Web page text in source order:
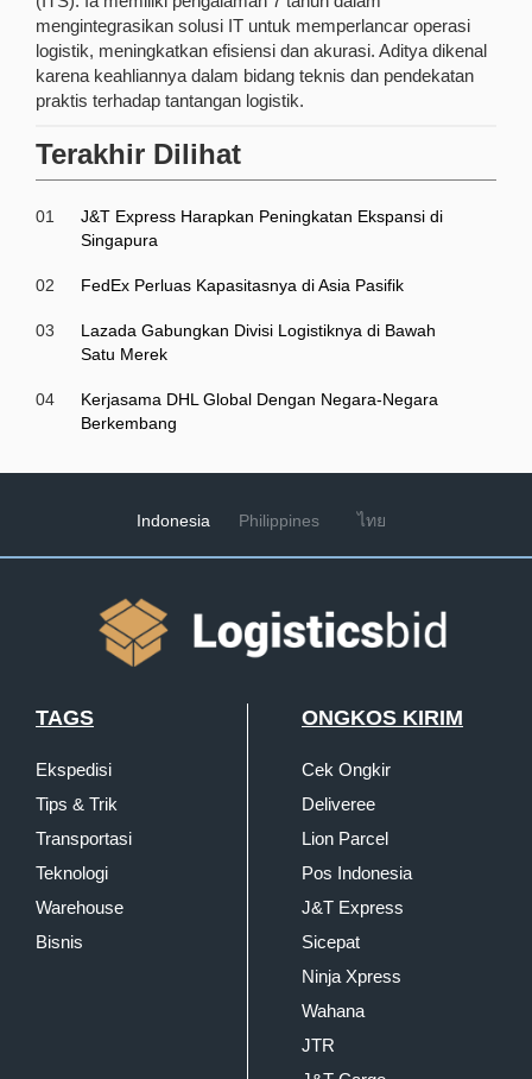
mengintegrasikan solusi IT untuk memperlancar operasi
logistik, meningkatkan efisiensi dan akurasi. Aditya dikenal
karena keahliannya dalam bidang teknis dan pendekatan
praktis terhadap tantangan logistik.
Terakhir Dilihat
01
J&T Express Harapkan Peningkatan Ekspansi di
Singapura
02 FedEx Perluas Kapasitasnya di Asia Pasifik
03
Lazada Gabungkan Divisi Logistiknya di Bawah
Satu Merek
04
Kerjasama DHL Global Dengan Negara-Negara
Berkembang
Indonesia Philippines ไทย
TAGS
Ekspedisi
Tips & Trik
Transportasi
Teknologi
Warehouse
Bisnis
ONGKOS KIRIM
Cek Ongkir
Deliveree
Lion Parcel
Pos Indonesia
J&T Express
Sicepat
Ninja Xpress
Wahana
JTR